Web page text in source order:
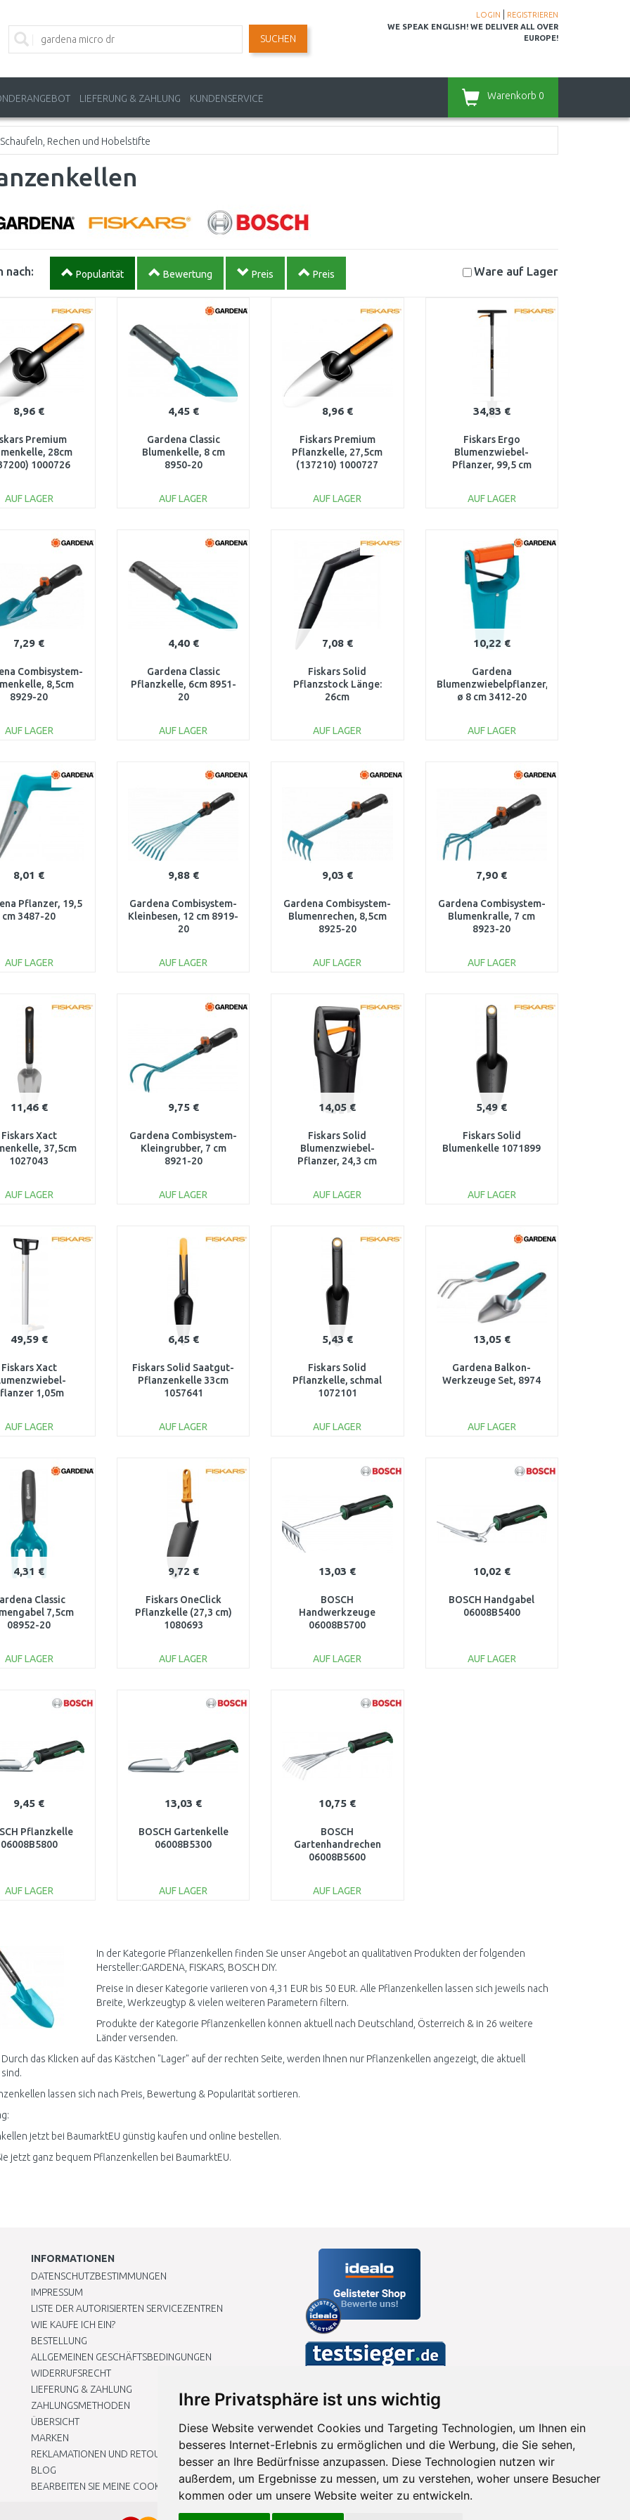
Ihre Privatsphäre ist uns wichtig
Diese Website verwendet Cookies und Targeting Technologien, um Ihnen ein
besseres Internet-Erlebnis zu ermöglichen und die Werbung, die Sie sehen,
besser an Ihre Bedürfnisse anzupassen. Diese Technologien nutzen wir
außerdem, um Ergebnisse zu messen, um zu verstehen, woher unsere Besucher
kommen oder um unsere Website weiter zu entwickeln.
LOGIN
REGISTRIEREN
WE SPEAK ENGLISH! WE DELIVER ALL OVER
EUROPE!
SUCHEN
LIEFERUNG & ZAHLUNG KUNDENSERVICE Warenkorb 0
Schaufeln, Rechen und Hobelstifte
nach: Popularität Bewertung Preis Preis Ware auf Lager
8,96 €
Premium
28cm
1000726
AUF LAGER
4,45 €
Gardena Classic
Blumenkelle, 8 cm
8950-20
AUF LAGER
8,96 €
Fiskars Premium
Pflanzkelle, 27,5cm
(137210) 1000727
AUF LAGER
Vergleichen
34,83 €
Fiskars Ergo
Blumenzwiebel-
Pflanzer, 99,5 cm
AUF LAGER
Vergleichen
7,29 €
Combisystem-
8,5cm
8929-20
AUF LAGER
Vergleichen
4,40 €
Gardena Classic
Pflanzkelle, 6cm 8951-
20
AUF LAGER
7,08 €
Fiskars Solid
Pflanzstock Länge:
26cm
AUF LAGER
10,22 €
Gardena
Blumenzwiebelpflanzer,
ø 8 cm 3412-20
AUF LAGER
8,01 €
Pflanzer, 19,5
cm 3487-20
AUF LAGER
Vergleichen
9,88 €
Gardena Combisystem-
Kleinbesen, 12 cm 8919-
20
AUF LAGER
9,03 €
Gardena Combisystem-
Blumenrechen, 8,5cm
8925-20
AUF LAGER
Vergleichen
7,90 €
Gardena Combisystem-
Blumenkralle, 7 cm
8923-20
AUF LAGER
Vergleichen
11,46 €
Fiskars Xact
37,5cm
1027043
AUF LAGER
Vergleichen
9,75 €
Gardena Combisystem-
Kleingrubber, 7 cm
8921-20
AUF LAGER
Vergleichen
14,05 €
Fiskars Solid
Blumenzwiebel-
Pflanzer, 24,3 cm
AUF LAGER
Vergleichen
5,49 €
Fiskars Solid
Blumenkelle 1071899
AUF LAGER
49,59 €
Fiskars Xact
1,05m
AUF LAGER
Vergleichen
6,45 €
Fiskars Solid Saatgut-
Pflanzenkelle 33cm
1057641
AUF LAGER
Vergleichen
5,43 €
Fiskars Solid
Pflanzkelle, schmal
1072101
AUF LAGER
13,05 €
Gardena Balkon-
Werkzeuge Set, 8974
AUF LAGER
4,31 €
Classic
7,5cm
08952-20
AUF LAGER
9,72 €
Fiskars OneClick
Pflanzkelle (27,3 cm)
1080693
AUF LAGER
13,03 €
BOSCH
Handwerkzeuge
06008B5700
AUF LAGER
10,02 €
BOSCH Handgabel
06008B5400
AUF LAGER
9,45 €
Pflanzkelle
06008B5800
AUF LAGER
13,03 €
BOSCH Gartenkelle
06008B5300
AUF LAGER
Vergleichen
10,75 €
BOSCH
Gartenhandrechen
06008B5600
AUF LAGER
Vergleichen
In der Kategorie Pflanzenkellen finden Sie unser Angebot an qualitativen Produkten der folgenden
Hersteller:GARDENA, FISKARS, BOSCH DIY.
Preise in dieser Kategorie variieren von 4,31 EUR bis 50 EUR. Alle Pflanzenkellen lassen sich jeweils nach
Breite, Werkzeugtyp & vielen weiteren Parametern filtern.
Produkte der Kategorie Pflanzenkellen können aktuell nach Deutschland, Österreich & in 26 weitere
Länder versenden.
das Klicken auf das Kästchen "Lager" auf der rechten Seite, werden Ihnen nur Pflanzenkellen angezeigt, die aktuell
lassen sich nach Preis, Bewertung & Popularität sortieren.
jetzt bei BaumarktEU günstig kaufen und online bestellen.
jetzt ganz bequem Pflanzenkellen bei BaumarktEU.
INFORMATIONEN
DATENSCHUTZBESTIMMUNGEN
IMPRESSUM
LISTE DER AUTORISIERTEN SERVICEZENTREN
WIE KAUFE ICH EIN?
BESTELLUNG
ALLGEMEINEN GESCHÄFTSBEDINGUNGEN
WIDERRUFSRECHT
LIEFERUNG & ZAHLUNG
ZAHLUNGSMETHODEN
ÜBERSICHT
MARKEN
REKLAMATIONEN UND RETOUREN
BLOG
BEARBEITEN SIE MEINE COOKIE-EINSTELLUNGEN